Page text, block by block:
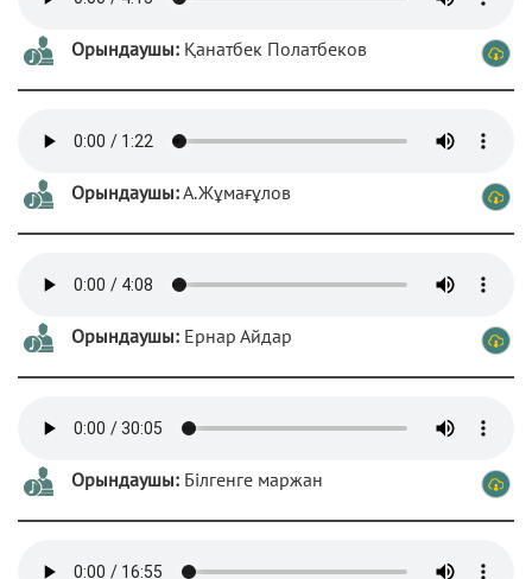
Орындаушы: Қанатбек Полатбеков
Орындаушы:А.Жұмағұлов
Орындаушы: Ернар Айдар
Орындаушы: Білгенге маржан